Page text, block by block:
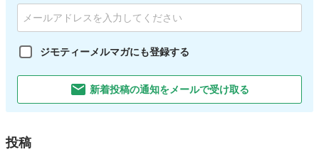
ジモティーメルマガにも登録する
新着投稿の通知をメールで受け取る
投稿